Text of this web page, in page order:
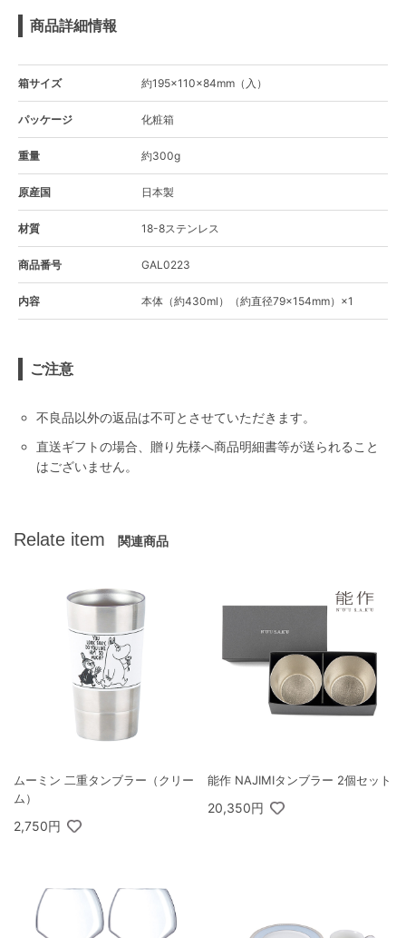
商品詳細情報
箱サイズ 約195×110×84mm（入）
パッケージ 化粧箱
重量 約300g
原産国 日本製
材質 18-8ステンレス
商品番号 GAL0223
内容 本体（約430ml）（約直径79×154mm）×1
ご注意
不良品以外の返品は不可とさせていただきます。
直送ギフトの場合、贈り先様へ商品明細書等が送られること
はございません。
Relate item 関連商品
ムーミン 二重タンブラー（クリー
ム）
2,750円
能作 NAJIMIタンブラー 2個セット
20,350円